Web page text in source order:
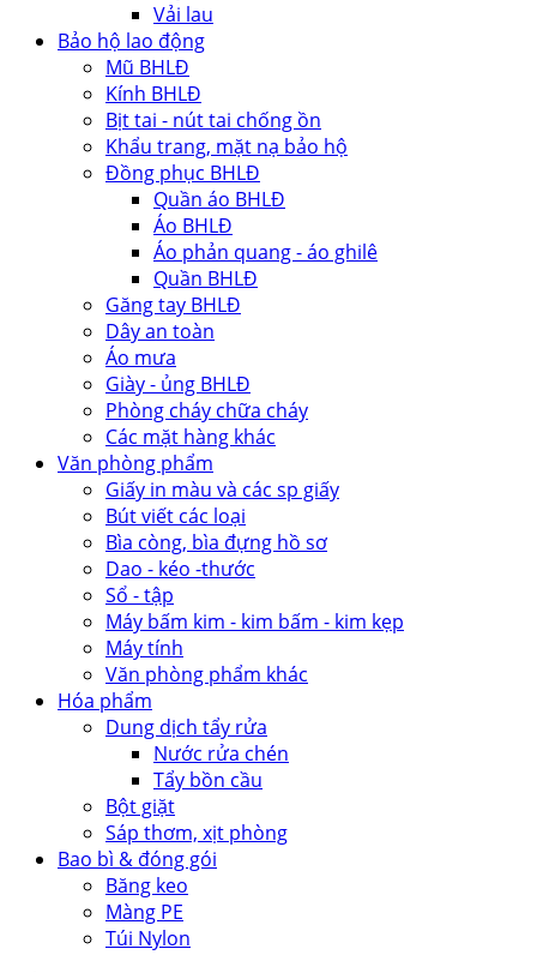
Vải lau
Bảo hộ lao động
Mũ BHLĐ
Kính BHLĐ
Bịt tai - nút tai chống ồn
Khẩu trang, mặt nạ bảo hộ
Đồng phục BHLĐ
Quần áo BHLĐ
Áo BHLĐ
Áo phản quang - áo ghilê
Quần BHLĐ
Găng tay BHLĐ
Dây an toàn
Áo mưa
Giày - ủng BHLĐ
Phòng cháy chữa cháy
Các mặt hàng khác
Văn phòng phẩm
Giấy in màu và các sp giấy
Bút viết các loại
Bìa còng, bìa đựng hồ sơ
Dao - kéo -thước
Sổ - tập
Máy bấm kim - kim bấm - kim kẹp
Máy tính
Văn phòng phẩm khác
Hóa phẩm
Dung dịch tẩy rửa
Nước rửa chén
Tẩy bồn cầu
Bột giặt
Sáp thơm, xịt phòng
Bao bì & đóng gói
Băng keo
Màng PE
Túi Nylon